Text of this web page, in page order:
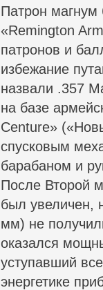
Патрон
«Remington
патронов и
избежание
назвали .357
на базе
Centure»
спусковым
барабаном и
После Второй
был увеличен,
мм) не
оказался
уступавший
энергетике